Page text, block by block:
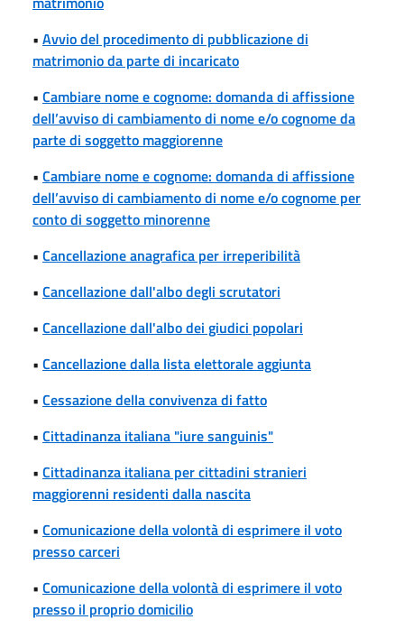
• Avvio del procedimento di pubblicazione di
matrimonio da parte di incaricato
• Cambiare nome e cognome: domanda di affissione
dell’avviso di cambiamento di nome e/o cognome da
parte di soggetto maggiorenne
• Cambiare nome e cognome: domanda di affissione
dell’avviso di cambiamento di nome e/o cognome per
conto di soggetto minorenne
• Cancellazione anagrafica per irreperibilità
• Cancellazione dall'albo degli scrutatori
• Cancellazione dall'albo dei giudici popolari
• Cancellazione dalla lista elettorale aggiunta
• Cessazione della convivenza di fatto
• Cittadinanza italiana "iure sanguinis"
• Cittadinanza italiana per cittadini stranieri
maggiorenni residenti dalla nascita
• Comunicazione della volontà di esprimere il voto
presso carceri
• Comunicazione della volontà di esprimere il voto
presso il proprio domicilio